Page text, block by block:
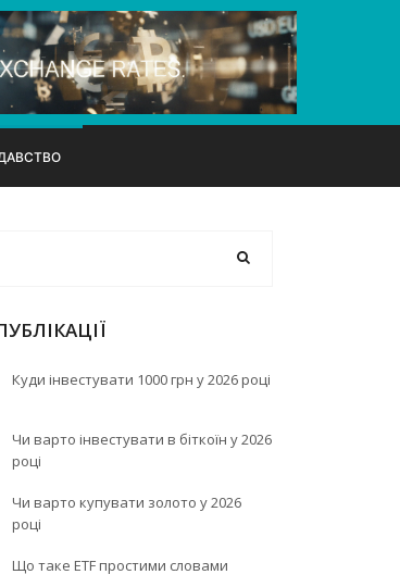
Куди інвестувати 1000 грн у 2026 році
Чи варто інвестувати в біткоїн у 2026
році
Чи варто купувати золото у 2026
році
Що таке ETF простими словами